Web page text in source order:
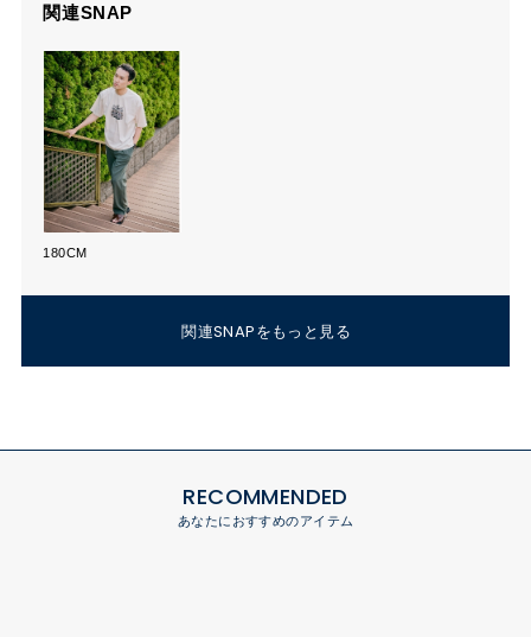
関連SNAP
180CM
関連SNAPをもっと見る
RECOMMENDED
あなたにおすすめのアイテム